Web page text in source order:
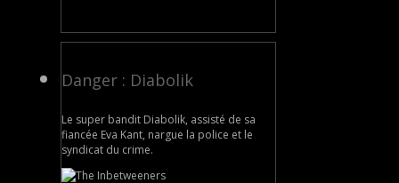
Danger : Diabolik
Le super bandit Diabolik, assisté de sa
fiancée Eva Kant, nargue la police et le
syndicat du crime.